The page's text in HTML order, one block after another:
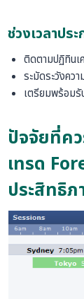
ช่วงเวลาปร
ติดตามปฏิทินเ
ระมัดระวังคว
เตรียมพร้อม
ปัจจัยที่คว
เทรด
ประสิทธิ